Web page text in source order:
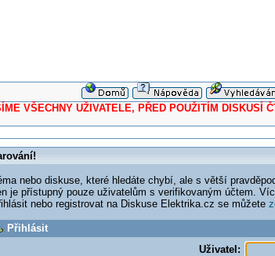
UŽIVATELE, PŘED POUŽITÍM DISKUSÍ
nebo diskuse, které hledáte chybí, ale s větší
je přístupný pouze uživatelům s verifikovaným účtem.
nebo registrovat na Diskuse Elektrika.cz se můžete
Přihlásit
Uživatel: